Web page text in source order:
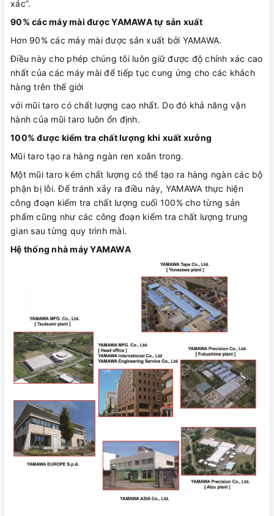
xác”.
90% các máy mài được YAMAWA tự sản xuất
Hơn 90% các máy mài được sản xuất bởi YAMAWA.
Điều này cho phép chúng tôi luôn giữ được độ chính xác cao
nhất của các máy mài để tiếp tục cung ứng cho các khách
hàng trên thế giới
với mũi taro có chất lượng cao nhất. Do đó khả năng vận
hành của mũi taro luôn ổn định.
100% được kiểm tra chất lượng khi xuất xưởng
Mũi taro tạo ra hàng ngàn ren xoắn trong.
Một mũi taro kém chất lượng có thể tạo ra hàng ngàn các bộ
phận bị lỗi. Để tránh xảy ra điều này, YAMAWA thực hiện
công đoạn kiểm tra chất lượng cuối 100% cho từng sản
phẩm cũng như các công đoạn kiểm tra chất lượng trung
gian sau từng quy trình mài.
Hệ thống nhà máy YAMAWA